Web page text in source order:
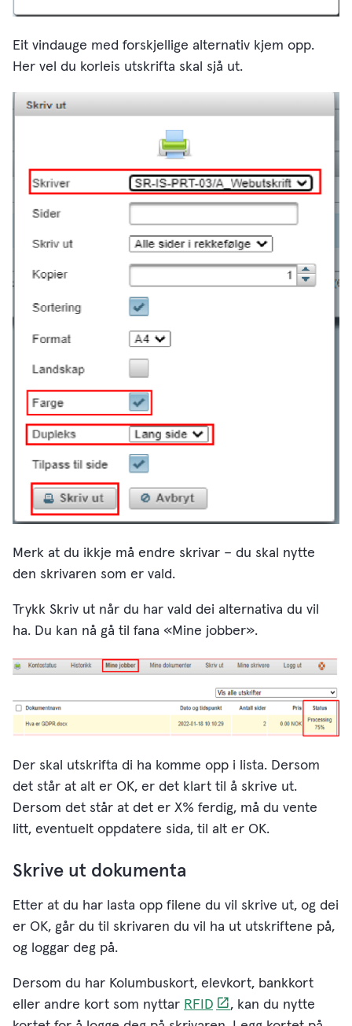
Eit vindauge med forskjellige alternativ kjem opp.
Her vel du korleis utskrifta skal sjå ut.
Merk at du ikkje må endre skrivar – du skal nytte
den skrivaren som er vald.
Trykk Skriv ut når du har vald dei alternativa du vil
ha. Du kan nå gå til fana «Mine jobber».
Der skal utskrifta di ha komme opp i lista. Dersom
det står at alt er OK, er det klart til å skrive ut.
Dersom det står at det er X% ferdig, må du vente
litt, eventuelt oppdatere sida, til alt er OK.
Skrive ut dokumenta
Etter at du har lasta opp filene du vil skrive ut, og dei
er OK, går du til skrivaren du vil ha ut utskriftene på,
og loggar deg på.
Dersom du har Kolumbuskort, elevkort, bankkort
eller andre kort som nyttar RFID
, kan du nytte